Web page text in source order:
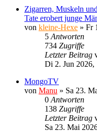
Zigarren, Muskeln
Tate erobert junge
von kleine-Hexe » Fr
5 Antworten
734 Zugriffe
Letzter Beitrag
Di 2. Jun 2026,
MongoTV
von Manu » Sa 23.
0 Antworten
138 Zugriffe
Letzter Beitrag
Sa 23. Mai